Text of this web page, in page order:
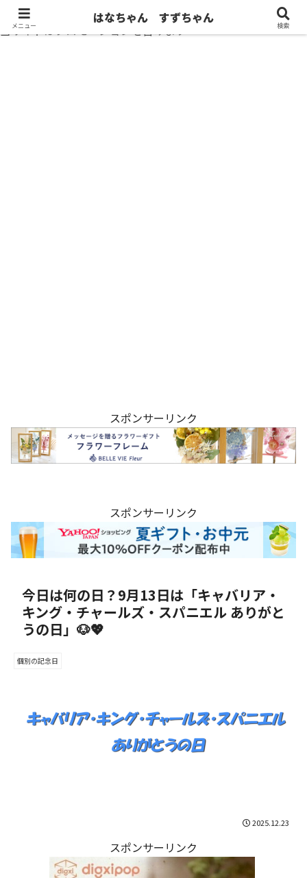
当サイトはプロモーションを含みます
スポンサーリンク
スポンサーリンク
今日は何の日？9月13日は「キャバリア・
キング・チャールズ・スパニエル ありがと
うの日」🐶💖
個別の記念日
2025.12.23
スポンサーリンク
メニュー
はなちゃん すずちゃん
検索